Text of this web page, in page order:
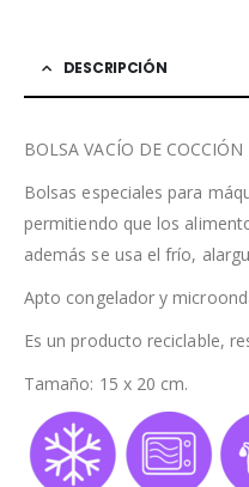
DESCRIPCIÓN
BOLSA VACÍO DE COCCIÓN
Bolsas especiales para
permitiendo que los
además se usa el frío,
Apto congelador y
Es un producto reciclable,
Tamaño: 15 x 20 cm.